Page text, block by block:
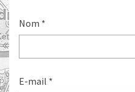
Nom *
E-mail *